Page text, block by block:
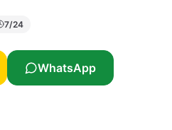
7/24
WhatsApp